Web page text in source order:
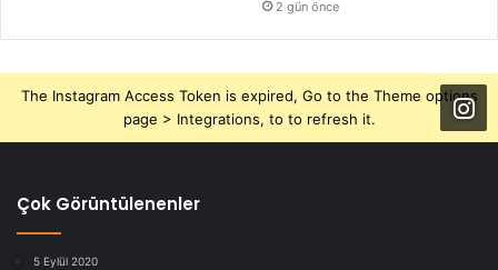
2 gün önce
The Instagram Access Token is expired, Go to the Theme options
page > Integrations, to to refresh it.
Çok Görüntülenenler
5 Eylül 2020